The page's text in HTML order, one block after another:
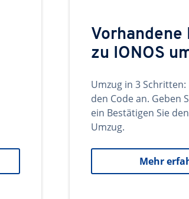
Vorhandene
zu IONOS
Umzug in 3 Schritten:
den Code an. Geben
ein Bestätigen Sie
Umzug.
Mehr